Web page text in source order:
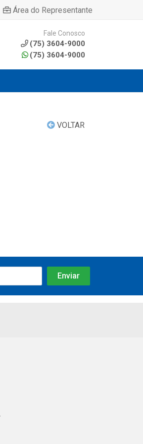
Área do Representante
Fale Conosco
(75) 3604-9000
(75) 3604-9000
VOLTAR